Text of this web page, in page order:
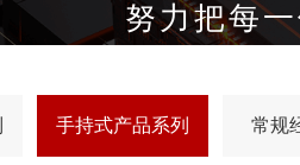
努力把每
手持式产品系列 常规